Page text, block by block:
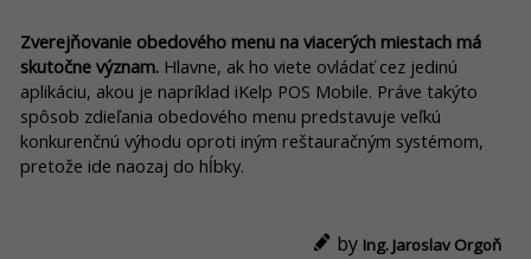
Zverejňovanie obedového menu na viacerých miestach má
skutočne význam. Hlavne, ak ho viete ovládať cez jedinú
aplikáciu, akou je napríklad iKelp POS Mobile. Práve takýto
spôsob zdieľania obedového menu predstavuje veľkú
konkurenčnú výhodu oproti iným reštauračným systémom,
pretože ide naozaj do hĺbky.
by Ing. Jaroslav Orgoň